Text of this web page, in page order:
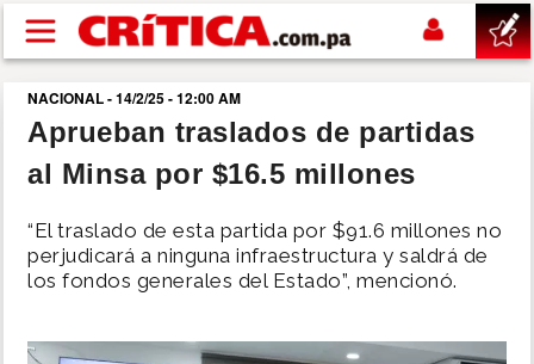
Pasar al contenido principal
buscar
SUCESOS
NACIONAL
NACIONAL - 14/2/25 - 12:00 AM
Aprueban traslados de partidas
al Minsa por $16.5 millones
“El traslado de esta partida por $91.6 millones no
perjudicará a ninguna infraestructura y saldrá de
los fondos generales del Estado”, mencionó.